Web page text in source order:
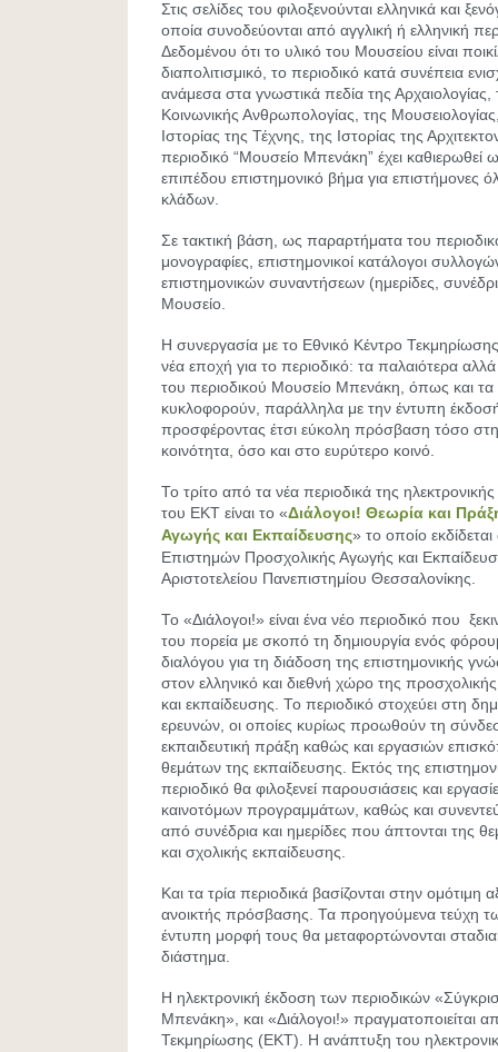
Στις σελίδες του φιλοξενούνται ελληνικά και
οποία συνοδεύονται από αγγλική ή ελληνική
Δεδομένου ότι το υλικό του Μουσείου είναι
διαπολιτισμικό, το περιοδικό κατά συνέπεια
ανάμεσα στα γνωστικά πεδία της
Κοινωνικής Ανθρωπολογίας, της
Ιστορίας της Τέχνης, της Ιστορίας της
περιοδικό “Μουσείο Μπενάκη” έχει καθιερωθεί
επιπέδου επιστημονικό βήμα για
κλάδων.
Σε τακτική βάση, ως παραρτήματα του
μονογραφίες, επιστημονικοί κατάλογοι
επιστημονικών συναντήσεων (ημερίδες,
Μουσείο.
Η συνεργασία με το Εθνικό Κέντρο
νέα εποχή για το περιοδικό: τα παλαιότερα
του περιοδικού Μουσείο Μπενάκη, όπως και
κυκλοφορούν, παράλληλα με την έντυπη έκδοσή
προσφέροντας έτσι εύκολη πρόσβαση τόσο
κοινότητα, όσο και στο ευρύτερο κοινό.
Το τρίτο από τα νέα περιοδικά της
του ΕΚΤ είναι το «Διάλογοι! Θεωρία και
Αγωγής και Εκπαίδευσης» το οποίο
Επιστημών Προσχολικής Αγωγής και
Αριστοτελείου Πανεπιστημίου Θεσσαλονίκης.
Το «Διάλογοι!» είναι ένα νέο περιοδικό που
του πορεία με σκοπό τη δημιουργία ενός
διαλόγου για τη διάδοση της επιστημονικής
στον ελληνικό και διεθνή χώρο της
και εκπαίδευσης. Το περιοδικό στοχεύει στη
ερευνών, οι οποίες κυρίως προωθούν τη
εκπαιδευτική πράξη καθώς και εργασιών
θεμάτων της εκπαίδευσης. Εκτός της
περιοδικό θα φιλοξενεί παρουσιάσεις και
καινοτόμων προγραμμάτων, καθώς και
από συνέδρια και ημερίδες που άπτονται της
και σχολικής εκπαίδευσης.
Και τα τρία περιοδικά βασίζονται στην ομότιμη
ανοικτής πρόσβασης. Τα προηγούμενα τεύχη
έντυπη μορφή τους θα μεταφορτώνονται
διάστημα.
Η ηλεκτρονική έκδοση των περιοδικών
Μπενάκη», και «Διάλογοι!» πραγματοποιείται
Τεκμηρίωσης (ΕΚΤ). Η ανάπτυξη του